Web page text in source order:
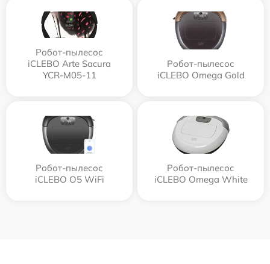
Робот-пылесос
iCLEBO Arte Sacura
YCR-M05-11
Робот-пылесос
iCLEBO Omega Gold
Робот-пылесос
iCLEBO O5 WiFi
Робот-пылесос
iCLEBO Omega White